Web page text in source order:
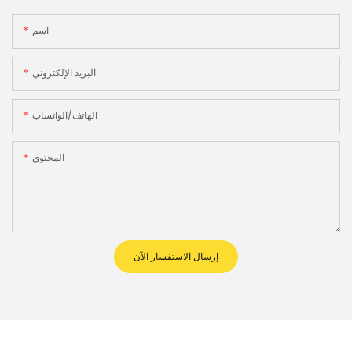
اسم
البريد الإلكتروني
الهاتف/الواتساب
المحتوى
إرسال الاستفسار الآن